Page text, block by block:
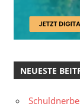
NEUESTE